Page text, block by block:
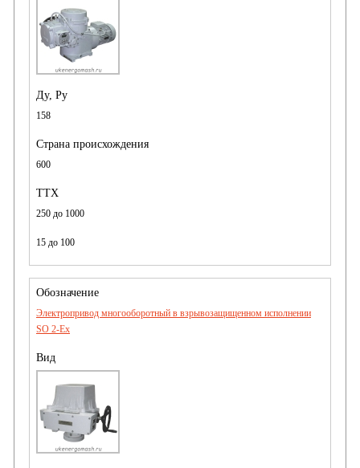
158
600
250 до 1000
15 до 100
Электропривод многооборотный в взрывозащищенном исполнении
SO 2-Ex